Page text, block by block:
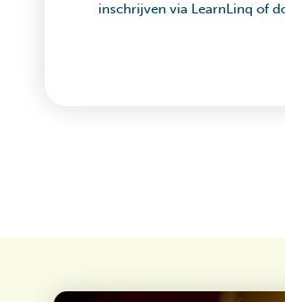
inschrijven via LearnLinq of